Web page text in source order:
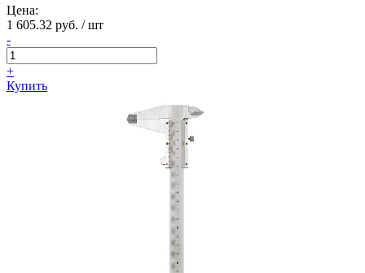
Цена:
1 605.32 руб. / шт
-
+
Купить